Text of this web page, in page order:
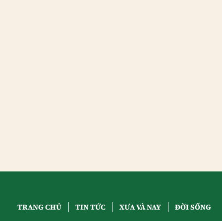
TRANG CHỦ TIN TỨC XƯA VÀ NAY ĐỜI SỐNG